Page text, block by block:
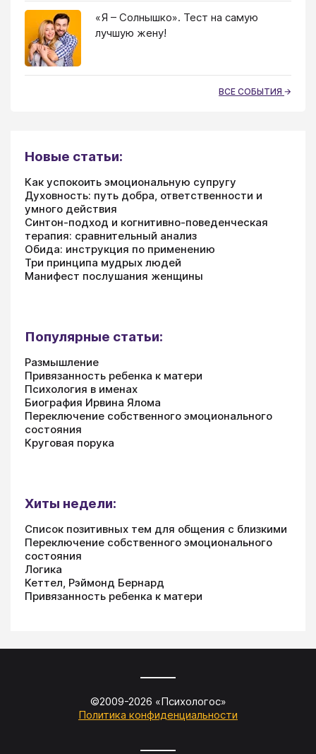
«Я – Солнышко». Тест на самую
лучшую жену!
ВСЕ СОБЫТИЯ
Новые статьи:
Как успокоить эмоциональную супругу
Духовность: путь добра, ответственности и
умного действия
Синтон-подход и когнитивно-поведенческая
терапия: сравнительный анализ
Обида: инструкция по применению
Три принципа мудрых людей
Манифест послушания женщины
Популярные статьи:
Размышление
Привязанность ребенка к матери
Психология в именах
Биография Ирвина Ялома
Переключение собственного эмоционального
состояния
Круговая порука
Хиты недели:
Список позитивных тем для общения с близкими
Переключение собственного эмоционального
состояния
Логика
Кеттел, Рэймонд Бернард
Привязанность ребенка к матери
©2009-2026 «Психологос»
Политика конфиденциальности